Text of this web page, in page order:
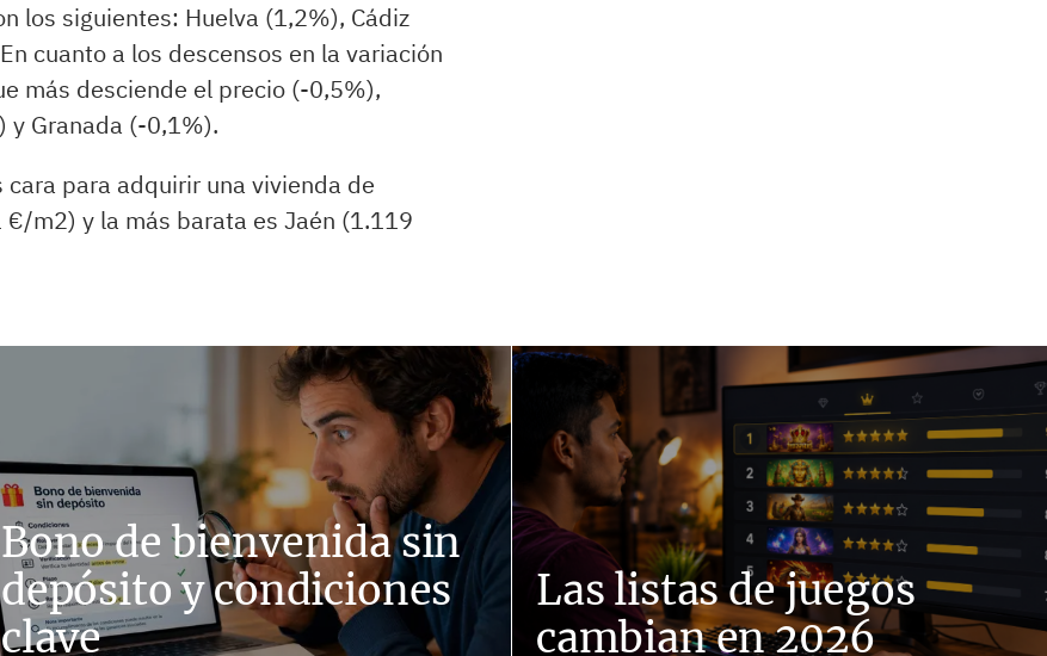
los siguientes: Huelva (1,2%), Cádiz
cuanto a los descensos en la variación
más desciende el precio (-0,5%),
y Granada (-0,1%).
para adquirir una vivienda de
m2) y la más barata es Jaén (1.119
Bono de bienvenida sin
depósito y condiciones
clave
Las listas de juegos
cambian en 2026